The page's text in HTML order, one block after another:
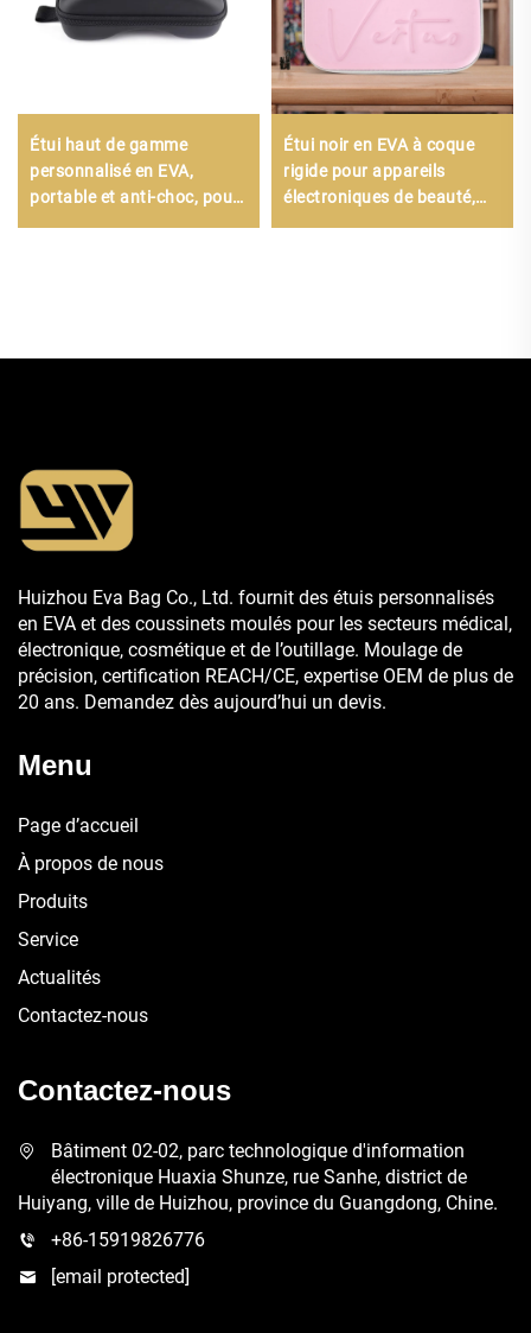
Étui haut de gamme
personnalisé en EVA,
portable et anti-choc, pour
Étui noir en EVA à coque
rigide pour appareils
électroniques de beauté,
Huizhou Eva Bag Co., Ltd. fournit des étuis personnalisés
en EVA et des coussinets moulés pour les secteurs médical,
électronique, cosmétique et de l’outillage. Moulage de
précision, certification REACH/CE, expertise OEM de plus de
20 ans. Demandez dès aujourd’hui un devis.
Menu
Page d’accueil
À propos de nous
Produits
Service
Actualités
Contactez-nous
Contactez-nous
Bâtiment 02-02, parc technologique d'information
électronique Huaxia Shunze, rue Sanhe, district de
Huiyang, ville de Huizhou, province du Guangdong, Chine.
+86-15919826776
[email protected]